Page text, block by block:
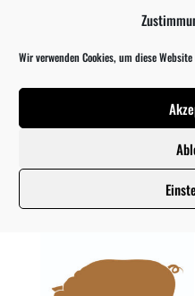
Wir verwenden Cookies, um diese
Beschreibung
Rezensionen (0)
Ähnliche